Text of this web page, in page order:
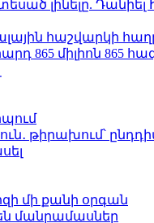
լինելը. Դանիել
հաշվարկի
865 միլիոն 865
թիրախում՝
մի քանի օրգան
մանրամասներ